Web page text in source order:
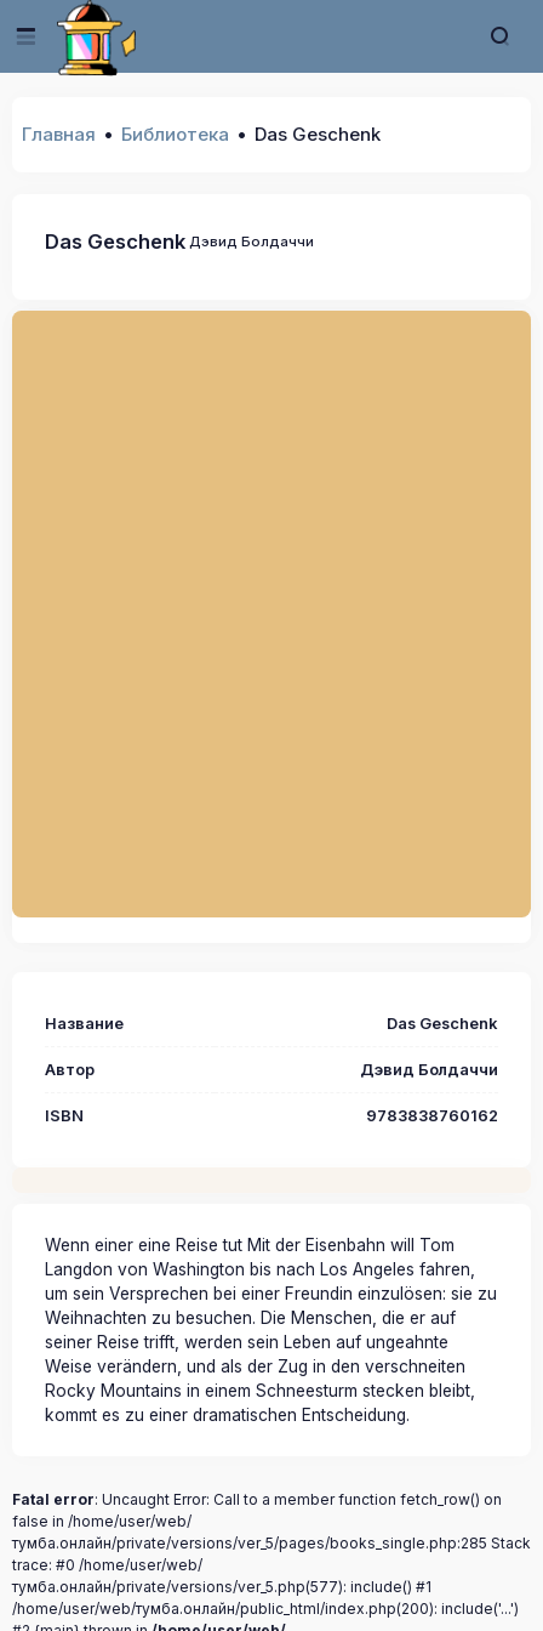
Главная Библиотека Das Geschenk
Das Geschenk Дэвид Болдаччи
Название Das Geschenk
Автор Дэвид Болдаччи
ISBN 9783838760162
Wenn einer eine Reise tut Mit der Eisenbahn will Tom
Langdon von Washington bis nach Los Angeles fahren,
um sein Versprechen bei einer Freundin einzulösen: sie zu
Weihnachten zu besuchen. Die Menschen, die er auf
seiner Reise trifft, werden sein Leben auf ungeahnte
Weise verändern, und als der Zug in den verschneiten
Rocky Mountains in einem Schneesturm stecken bleibt,
kommt es zu einer dramatischen Entscheidung.
Fatal error: Uncaught Error: Call to a member function fetch_row() on
false in /home/user/web/
тумба.онлайн/private/versions/ver_5/pages/books_single.php:285 Stack
trace: #0 /home/user/web/
тумба.онлайн/private/versions/ver_5.php(577): include() #1
/home/user/web/тумба.онлайн/public_html/index.php(200): include('...')